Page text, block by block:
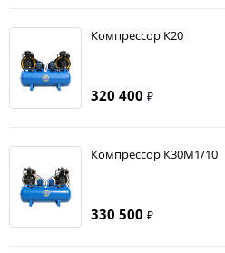
Компрессор К20
320 400 ₽
Компрессор К30М1/10
330 500 ₽